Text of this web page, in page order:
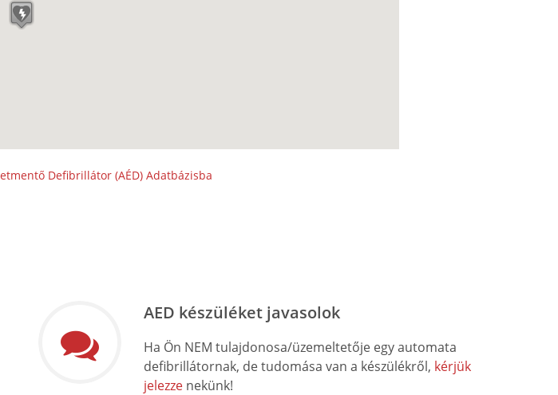
Defibrillátor (AÉD) Adatbázisba
AED készüléket javasolok
Ha Ön NEM tulajdonosa/üzemeltetője egy automata
defibrillátornak, de tudomása van a készülékről, kérjük
jelezze nekünk!